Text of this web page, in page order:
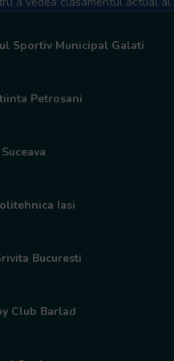
Sportiv Municipal Galati
Petrosani
Iasi
Bucuresti
Club Barlad
14.06 – Meciuri Grupe
52-0
15-19
Rugby Academy /
vs CSS Gura Humorului